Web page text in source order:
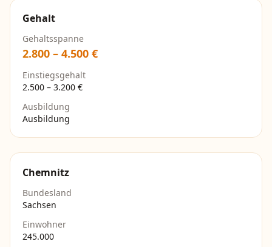
Gehalt
Gehaltsspanne
2.800 – 4.500 €
Einstiegsgehalt
2.500 – 3.200 €
Ausbildung
Ausbildung
Chemnitz
Bundesland
Sachsen
Einwohner
245.000